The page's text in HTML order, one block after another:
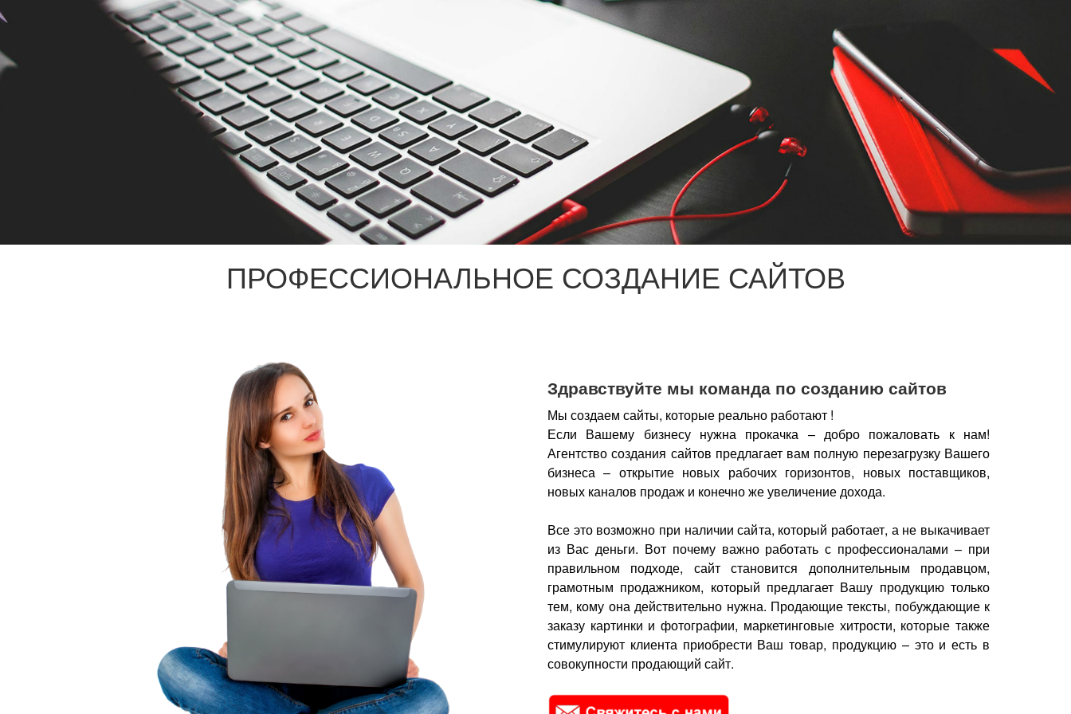
ПРОФЕССИОНАЛЬНОЕ СОЗДАНИЕ САЙТОВ
Здравствуйте мы команда по созданию сайтов
Мы создаем сайты, которые реально работают !
Если Вашему бизнесу нужна прокачка – добро пожаловать к нам!
Агентство создания сайтов предлагает вам полную перезагрузку Вашего
бизнеса – открытие новых рабочих горизонтов, новых поставщиков,
новых каналов продаж и конечно же увеличение дохода.
Все это возможно при наличии сайта, который работает, а не выкачивает
из Вас деньги. Вот почему важно работать с профессионалами – при
правильном подходе, сайт становится дополнительным продавцом,
грамотным продажником, который предлагает Вашу продукцию только
тем, кому она действительно нужна. Продающие тексты, побуждающие к
заказу картинки и фотографии, маркетинговые хитрости, которые также
стимулируют клиента приобрести Ваш товар, продукцию – это и есть в
совокупности продающий сайт.